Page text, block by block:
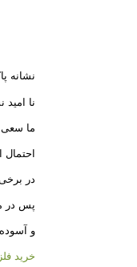
نشانه پاکت
نا
ما سعی
در
پس در
و آسوده
خرید